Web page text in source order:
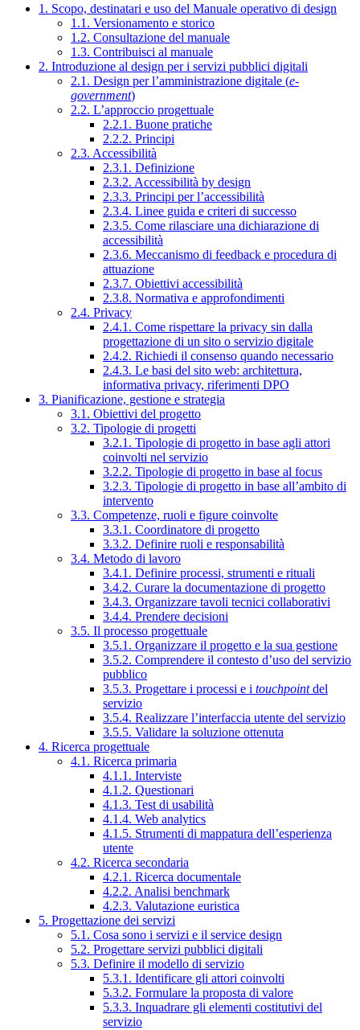
1. Scopo, destinatari e uso del Manuale operativo di design
1.1. Versionamento e storico
1.2. Consultazione del manuale
1.3. Contribuisci al manuale
2. Introduzione al design per i servizi pubblici digitali
2.1. Design per l’amministrazione digitale (e-
government)
2.2. L’approccio progettuale
2.2.1. Buone pratiche
2.2.2. Principi
2.3. Accessibilità
2.3.1. Definizione
2.3.2. Accessibilità by design
2.3.3. Principi per l’accessibilità
2.3.4. Linee guida e criteri di successo
2.3.5. Come rilasciare una dichiarazione di
accessibilità
2.3.6. Meccanismo di feedback e procedura di
attuazione
2.3.7. Obiettivi accessibilità
2.3.8. Normativa e approfondimenti
2.4. Privacy
2.4.1. Come rispettare la privacy sin dalla
progettazione di un sito o servizio digitale
2.4.2. Richiedi il consenso quando necessario
2.4.3. Le basi del sito web: architettura,
informativa privacy, riferimenti DPO
3. Pianificazione, gestione e strategia
3.1. Obiettivi del progetto
3.2. Tipologie di progetti
3.2.1. Tipologie di progetto in base agli attori
coinvolti nel servizio
3.2.2. Tipologie di progetto in base al focus
3.2.3. Tipologie di progetto in base all’ambito di
intervento
3.3. Competenze, ruoli e figure coinvolte
3.3.1. Coordinatore di progetto
3.3.2. Definire ruoli e responsabilità
3.4. Metodo di lavoro
3.4.1. Definire processi, strumenti e rituali
3.4.2. Curare la documentazione di progetto
3.4.3. Organizzare tavoli tecnici collaborativi
3.4.4. Prendere decisioni
3.5. Il processo progettuale
3.5.1. Organizzare il progetto e la sua gestione
3.5.2. Comprendere il contesto d’uso del servizio
pubblico
3.5.3. Progettare i processi e i touchpointdel
servizio
3.5.4. Realizzare l’interfaccia utente del servizio
3.5.5. Validare la soluzione ottenuta
4. Ricerca progettuale
4.1. Ricerca primaria
4.1.1. Interviste
4.1.2. Questionari
4.1.3. Test di usabilità
4.1.4. Web analytics
4.1.5. Strumenti di mappatura dell’esperienza
utente
4.2. Ricerca secondaria
4.2.1. Ricerca documentale
4.2.2. Analisi benchmark
4.2.3. Valutazione euristica
5. Progettazione dei servizi
5.1. Cosa sono i servizi e il service design
5.2. Progettare servizi pubblici digitali
5.3. Definire il modello di servizio
5.3.1. Identificare gli attori coinvolti
5.3.2. Formulare la proposta di valore
5.3.3. Inquadrare gli elementi costitutivi del
servizio